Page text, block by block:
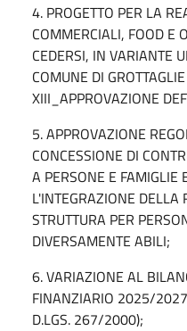
4. PROGETTO PER LA
COMMERCIALI, FOOD E
CEDERSI, IN VARIANTE
COMUNE DI
XIII_APPROVAZIONE
5. APPROVAZIONE
CONCESSIONE DI
A PERSONE E FAMIGLIE
L'INTEGRAZIONE DELLA
STRUTTURA PER
DIVERSAMENTE ABILI;
6. VARIAZIONE AL
FINANZIARIO 2025/
D.LGS. 267/2000);